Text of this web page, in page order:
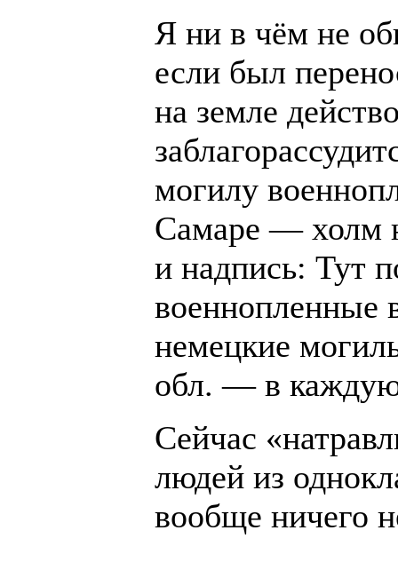
Я ни в чём не
если был
на земле
могилу
Самаре — холм
и надпись: Тут
военнопленные
немецкие
обл. — в
Сейчас
людей из
вообще ничего